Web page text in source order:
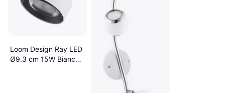
Loom Design Ray LED
Ø9.3 cm 15W Bianco